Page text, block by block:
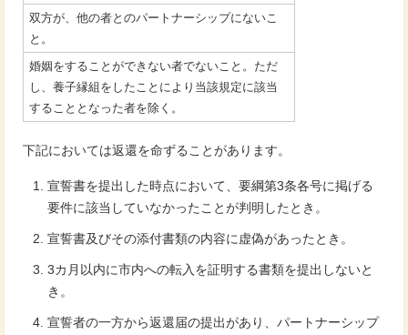
双方が、他の者とのパートナーシップにないこ
と。
婚姻をすることができない者でないこと。ただ
し、養子縁組をしたことにより当該規定に該当
することとなった者を除く。
下記においては返還を命ずることがあります。
宣誓書を提出した時点において、要綱第3条各号に掲げる
要件に該当していなかったことが判明したとき。
宣誓書及びその添付書類の内容に虚偽があったとき。
3カ月以内に市内への転入を証明する書類を提出しないと
き。
宣誓者の一方から返還届の提出があり、パートナーシップ